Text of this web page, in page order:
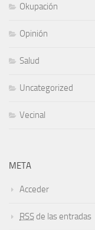
Okupación
Opinión
Salud
Uncategorized
Vecinal
META
Acceder
RSS de las entradas